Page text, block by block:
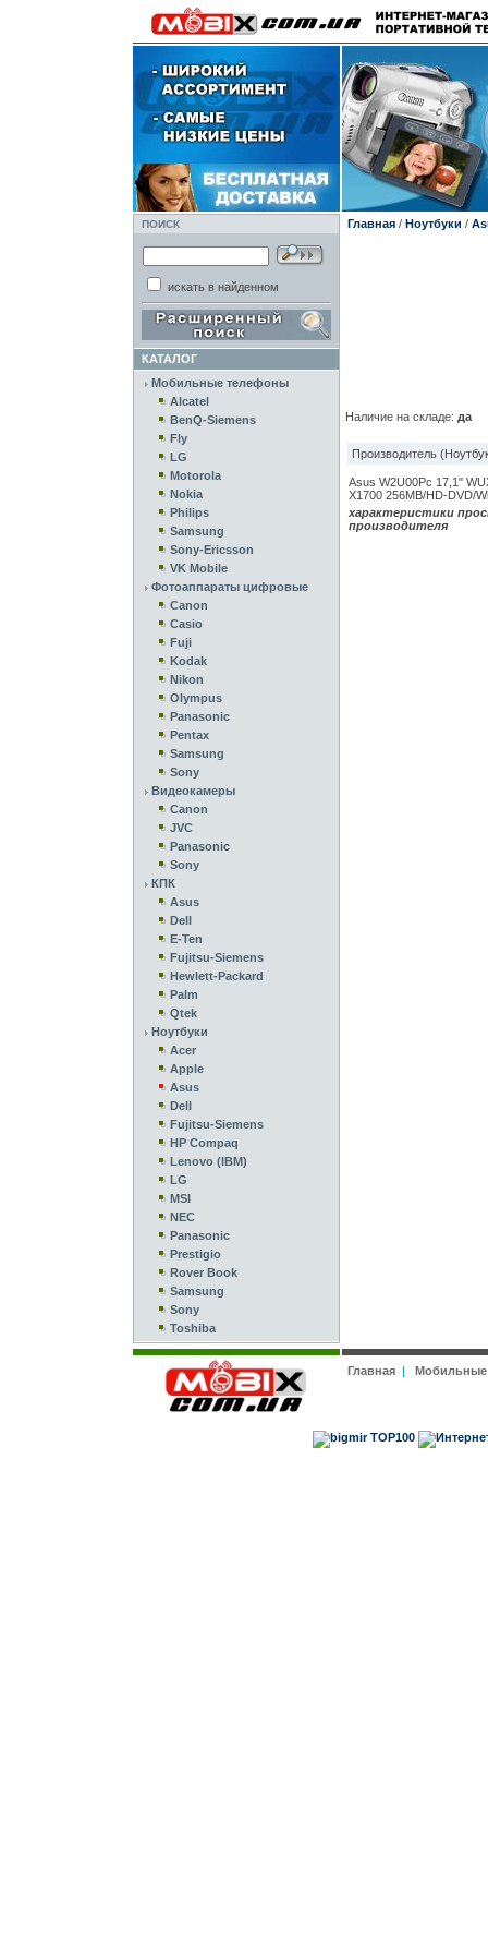
ПОИСК
искать в найденном
КАТАЛОГ
Мобильные телефоны
Alcatel
BenQ-Siemens
Fly
LG
Motorola
Nokia
Philips
Samsung
Sony-Ericsson
VK Mobile
Фотоаппараты цифровые
Canon
Casio
Fuji
Kodak
Nikon
Olympus
Panasonic
Pentax
Samsung
Sony
Видеокамеры
Canon
JVC
Panasonic
Sony
КПК
Asus
Dell
E-Ten
Fujitsu-Siemens
Hewlett-Packard
Palm
Qtek
Ноутбуки
Acer
Apple
Asus
Dell
Fujitsu-Siemens
HP Compaq
Lenovo (IBM)
LG
MSI
NEC
Panasonic
Prestigio
Rover Book
Samsung
Sony
Toshiba
Главная/ Ноутбуки /
Наличие на складе: да
Производитель
Asus W2U00Pc 17,1"
X1700 256MB/HD-DVD/
характеристики
производителя
Главная|